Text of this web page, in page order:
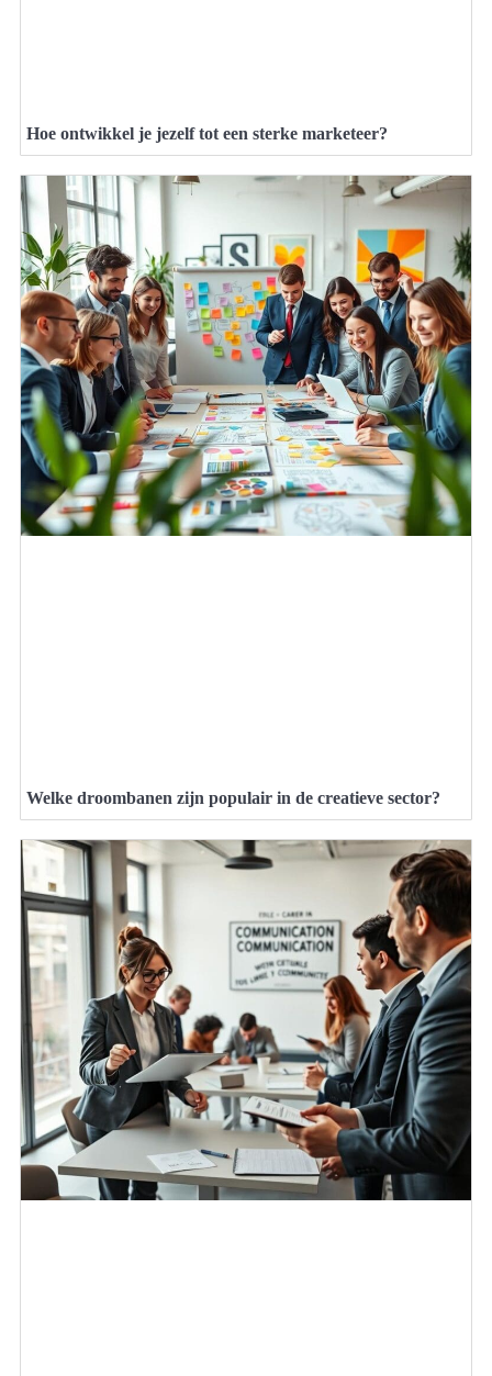
Hoe ontwikkel je jezelf tot een sterke marketeer?
Welke droombanen zijn populair in de creatieve sector?